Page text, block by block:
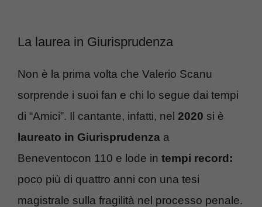
La laurea in Giurisprudenza
Non è la prima volta che Valerio Scanu
sorprende i suoi fan e chi lo segue dai tempi
di “Amici”. Il cantante, infatti, nel 2020 si è
laureato in Giurisprudenza a
Beneventocon 110 e lode in tempi record:
poco più di quattro anni con una tesi
magistrale sulla fragilità nel processo penale.